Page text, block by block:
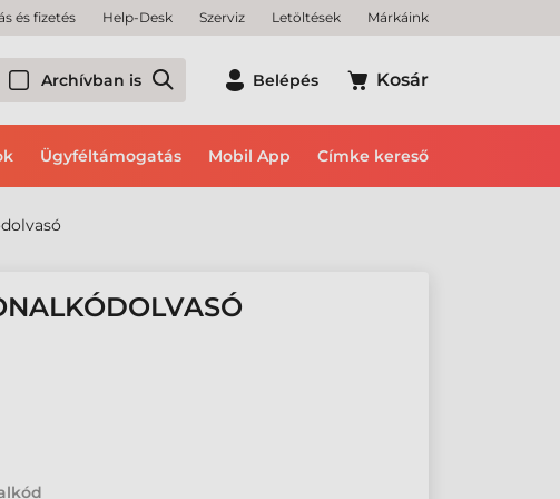
és fizetés Help-Desk Szerviz Letöltések Márkáink
Archívban is Belépés Kosár
Ügyféltámogatás Mobil App Címke kereső